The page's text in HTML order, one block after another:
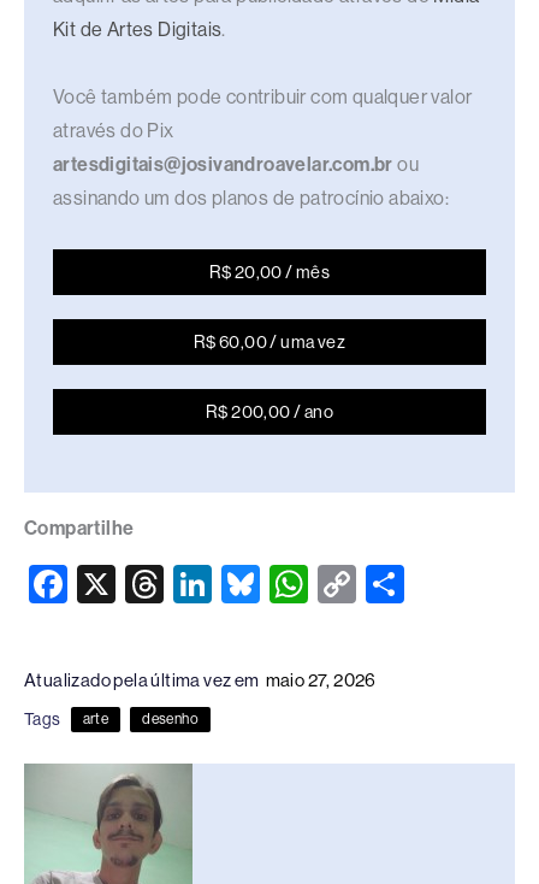
Kit de Artes Digitais.
Você também pode contribuir com qualquer valor
através do Pix
artesdigitais@josivandroavelar.com.br ou
assinando um dos planos de patrocínio abaixo:
R$ 20,00 / mês
R$ 60,00 / uma vez
R$ 200,00 / ano
Compartilhe
F
c
e
b
o
o
X
T
e
a
d
s
Li
e
n
Bl
sk
W
at
s
p
C
p
y
n
Atualizado pela última vez em maio 27, 2026
Tags arte desenho